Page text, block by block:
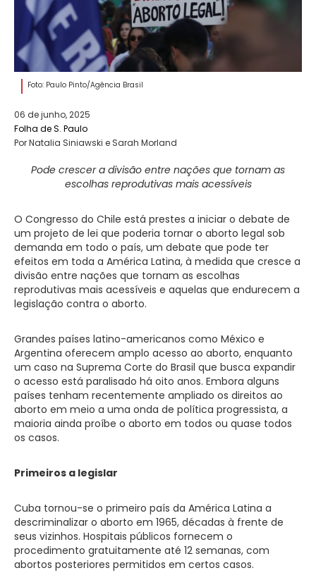
Foto: Paulo Pinto/Agência Brasil
06 de junho, 2025
Folha de S. Paulo
Por Natalia Siniawski e Sarah Morland
Pode crescer a divisão entre nações que tornam as
escolhas reprodutivas mais acessíveis
O Congresso do Chile está prestes a iniciar o debate de
um projeto de lei que poderia tornar o aborto legal sob
demanda em todo o país, um debate que pode ter
efeitos em toda a América Latina, à medida que cresce a
divisão entre nações que tornam as escolhas
reprodutivas mais acessíveis e aquelas que endurecem a
legislação contra o aborto.
Grandes países latino-americanos como México e
Argentina oferecem amplo acesso ao aborto, enquanto
um caso na Suprema Corte do Brasil que busca expandir
o acesso está paralisado há oito anos. Embora alguns
países tenham recentemente ampliado os direitos ao
aborto em meio a uma onda de política progressista, a
maioria ainda proíbe o aborto em todos ou quase todos
os casos.
Primeiros a legislar
Cuba tornou-se o primeiro país da América Latina a
descriminalizar o aborto em 1965, décadas à frente de
seus vizinhos. Hospitais públicos fornecem o
procedimento gratuitamente até 12 semanas, com
abortos posteriores permitidos em certos casos.